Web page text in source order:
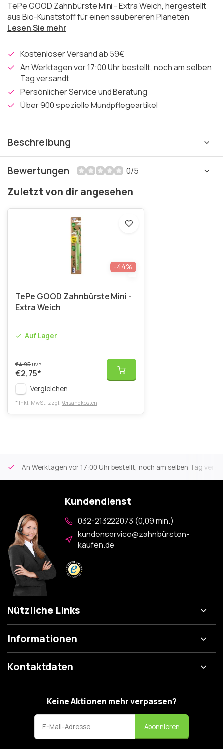
TePe GOOD Zahnbürste Mini - Extra Weich, hergestellt
aus Bio-Kunststoff für einen saubereren Planeten
Lesen Sie mehr
Kostenloser Versand ab 59€
An Werktagen vor 17:00 Uhr bestellt, noch am selben
Tag versandt
Persönlicher Service und Beratung
Über 900 spezielle Mundpflegeartikel
Beschreibung
Bewertungen 0/5
Zuletzt von dir angesehen
-44%
TePe GOOD Zahnbürste Mini -
Extra Weich
Auf Lager
€4,95UVP
€2,75*
Vergleichen
* Inkl. MwSt. zzgl. Versandkosten
An Werktagen vor 17:00 Uhr bestellt, noch am selben Tag
Kundendienst
032-213222073 (0,09 min.)
kundenservice@zahnbürsten-
kaufen.de
Nützliche Links
Informationen
Kontaktdaten
Keine Aktionen mehr verpassen?
Abonnieren